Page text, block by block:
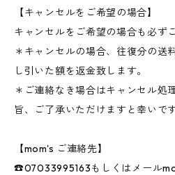
【キャンセルをご希望の場合】
キャンセルをご希望の場合も必ず
＊キャンセルの場合、往復分の
し引いた額を返金致します。
＊ご連絡なき場合はキャンセル処
旨、ご了承いただけますと幸いです
【mom's ご連絡先】
☎07033995163もしくはメール